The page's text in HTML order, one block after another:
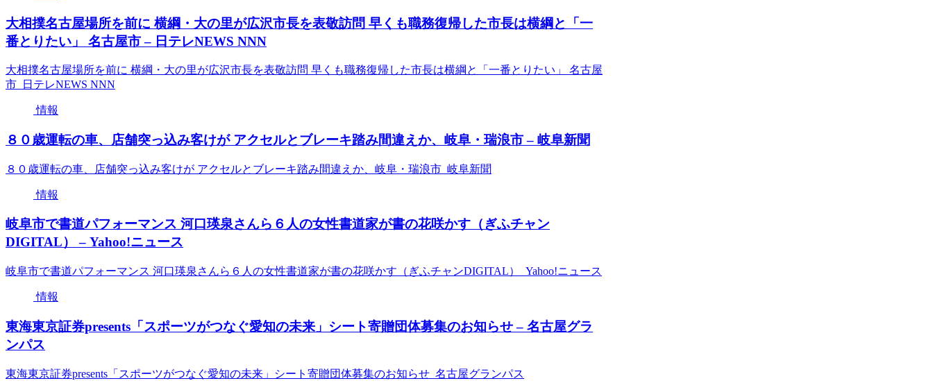
大相撲名古屋場所を前に 横綱・大の里が広沢市長を表敬訪問 早くも職務復帰した市長は横綱と「一
番とりたい」 名古屋市 – 日テレNEWS NNN
大相撲名古屋場所を前に 横綱・大の里が広沢市長を表敬訪問 早くも職務復帰した市長は横綱と「一番とりたい」 名古屋
市 日テレNEWS NNN
情報
８０歳運転の車、店舗突っ込み客けが アクセルとブレーキ踏み間違えか、岐阜・瑞浪市 – 岐阜新聞
８０歳運転の車、店舗突っ込み客けが アクセルとブレーキ踏み間違えか、岐阜・瑞浪市 岐阜新聞
情報
岐阜市で書道パフォーマンス 河口瑛泉さんら６人の女性書道家が書の花咲かす（ぎふチャン
DIGITAL） – Yahoo!ニュース
岐阜市で書道パフォーマンス 河口瑛泉さんら６人の女性書道家が書の花咲かす（ぎふチャンDIGITAL） Yahoo!ニュース
情報
東海東京証券presents「スポーツがつなぐ愛知の未来」シート寄贈団体募集のお知らせ – 名古屋グラ
ンパス
東海東京証券presents「スポーツがつなぐ愛知の未来」シート寄贈団体募集のお知らせ 名古屋グランパス